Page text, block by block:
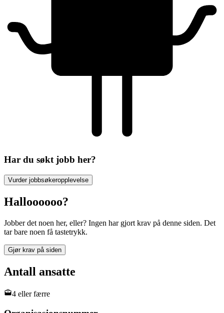
Har du søkt jobb her?
Vurder jobbsøkeropplevelse
Halloooooo?
Jobber det noen her, eller? Ingen har gjort krav på denne siden. Det
tar bare noen få tastetrykk.
Gjør krav på siden
Antall ansatte
4 eller færre